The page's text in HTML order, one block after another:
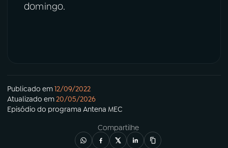
domingo.
Publicado em12/09/2022
Atualizado em20/05/2026
Episódio do programa Antena MEC
Compartilhe